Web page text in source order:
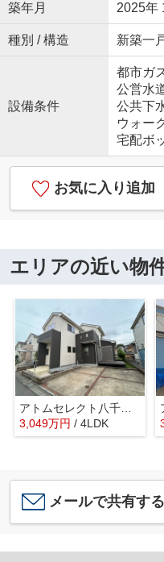
築年月 2025年
種別 / 構造 新築一
設備条件
都市ガ
公営水
公共下
ウォー
宅配ボ
お気に入り追加
エリアの近い物
アトムセレクト八千代市勝田台6丁目 中古戸建て
3,049万円 / 4LDK
メールで共有する